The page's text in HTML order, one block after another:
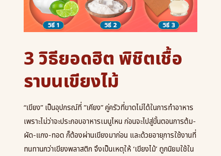
3 วิธียอดฮิต พิชิตเชื้อ
ราบนเขียงไม้
“เขียง” เป็นอุปกรณ์ที่”เคียง”คู่ครัวที่ขาดไม่ได้ในการทำอาหาร
เพราะไม่ว่าจะประกอบอาหารเมนูไหน ก่อนจะไปสู่ขั้นตอนการต้ม-
ผัด-แกง-ทอด ก็ต้องผ่านเขียงมาก่อน และด้วยอายุการใช้งานที่
ทนทานกว่าเขียงพลาสติก จึงเป็นเหตุให้ ‘เขียงไม้’ถูกนิยมใช้ใน